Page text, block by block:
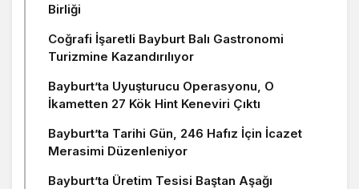
Birliği
Coğrafi İşaretli Bayburt Balı Gastronomi
Turizmine Kazandırılıyor
Bayburt’ta Uyuşturucu Operasyonu, O
İkametten 27 Kök Hint Keneviri Çıktı
Bayburt’ta Tarihi Gün, 246 Hafız İçin İcazet
Merasimi Düzenleniyor
Bayburt’ta Üretim Tesisi Baştan Aşağı